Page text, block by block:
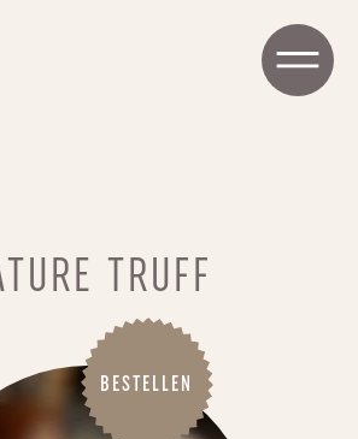
TRUFF
BESTELLEN